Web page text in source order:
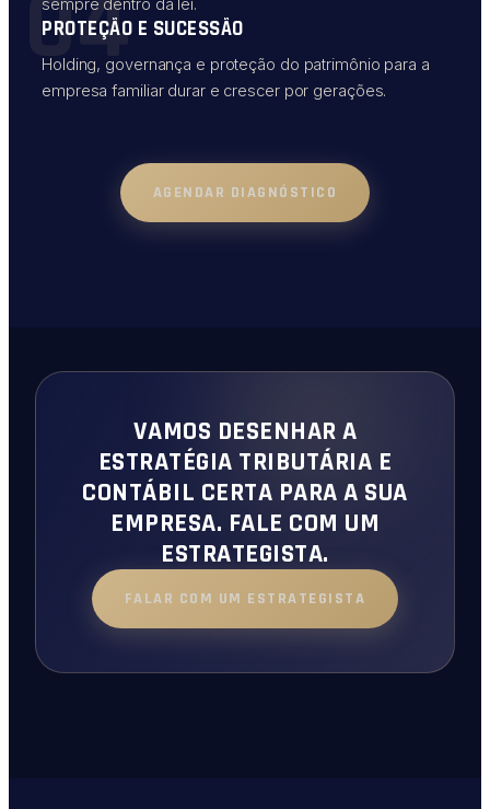
sempre dentro da lei.
04
PROTEÇÃO E SUCESSÃO
Holding, governança e proteção do patrimônio para a
empresa familiar durar e crescer por gerações.
AGENDAR DIAGNÓSTICO
VAMOS DESENHAR A
ESTRATÉGIA TRIBUTÁRIA E
CONTÁBIL CERTA PARA A SUA
EMPRESA. FALE COM UM
ESTRATEGISTA.
FALAR COM UM ESTRATEGISTA